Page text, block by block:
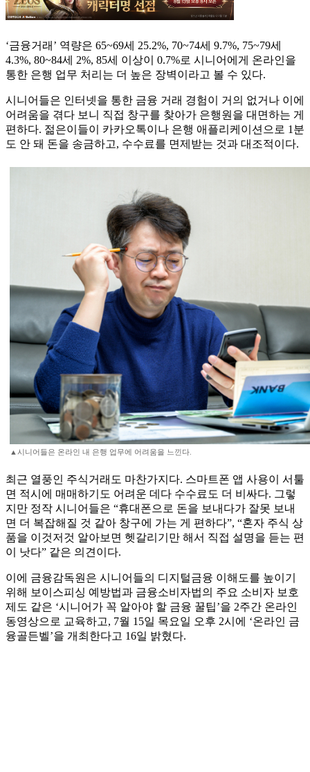
‘금융거래’ 역량은 65~69세 25.2%, 70~74세 9.7%, 75~79세
4.3%, 80~84세 2%, 85세 이상이 0.7%로 시니어에게 온라인을
통한 은행 업무 처리는 더 높은 장벽이라고 볼 수 있다.
시니어들은 인터넷을 통한 금융 거래 경험이 거의 없거나 이에
어려움을 겪다 보니 직접 창구를 찾아가 은행원을 대면하는 게
편하다. 젊은이들이 카카오톡이나 은행 애플리케이션으로 1분
도 안 돼 돈을 송금하고, 수수료를 면제받는 것과 대조적이다.
▲시니어들은 온라인 내 은행 업무에 어려움을 느낀다.
최근 열풍인 주식거래도 마찬가지다. 스마트폰 앱 사용이 서툴
면 적시에 매매하기도 어려운 데다 수수료도 더 비싸다. 그렇
지만 정작 시니어들은 “휴대폰으로 돈을 보내다가 잘못 보내
면 더 복잡해질 것 같아 창구에 가는 게 편하다”, “혼자 주식 상
품을 이것저것 알아보면 헷갈리기만 해서 직접 설명을 듣는 편
이 낫다” 같은 의견이다.
이에 금융감독원은 시니어들의 디지털금융 이해도를 높이기
위해 보이스피싱 예방법과 금융소비자법의 주요 소비자 보호
제도 같은 ‘시니어가 꼭 알아야 할 금융 꿀팁’을 2주간 온라인
동영상으로 교육하고, 7월 15일 목요일 오후 2시에 ‘온라인 금
융골든벨’을 개최한다고 16일 밝혔다.